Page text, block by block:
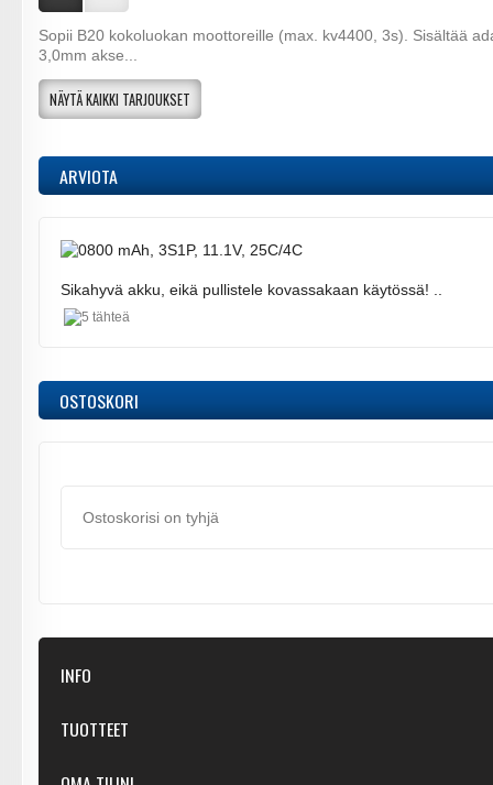
Sopii B20 kokoluokan moottoreille (max. kv4400, 3s). Sisältää
3,0mm akse...
NÄYTÄ KAIKKI TARJOUKSET
ARVIOTA
Sikahyvä akku, eikä pullistele kovassakaan käytössä! ..
OSTOSKORI
Ostoskorisi on tyhjä
INFO
Kaupastamme
TUOTTEET
Suositellut